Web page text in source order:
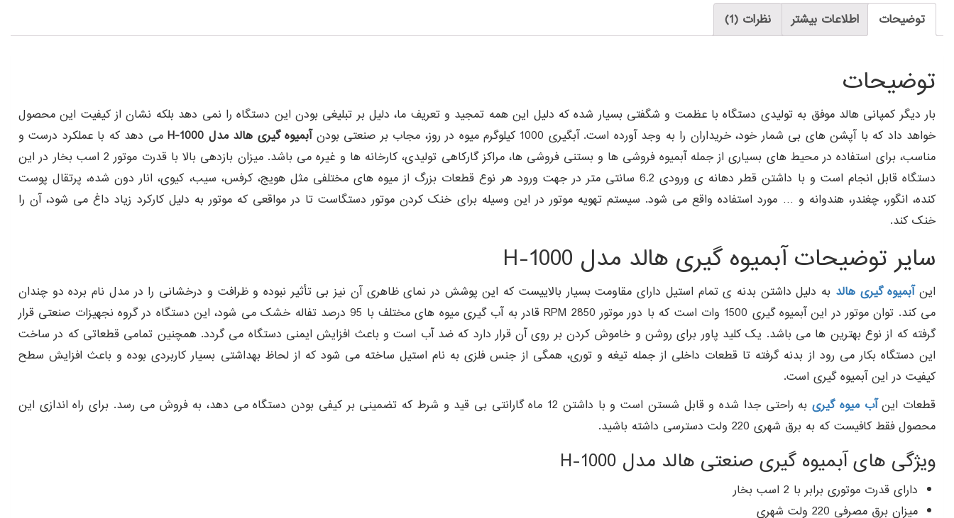
توضیحات اطلاعات بیشتر نظرات (1)
توضیحات
بار دیگر کمپانی هالد موفق به تولیدی دستگاه با عظمت و شگفتی بسیار شده که دلیل این همه تمجید و تعریف ما، دلیل بر تبلیغی بودن این دستگاه را نمی دهد بلکه نشان از کیفیت این محصول
خواهد داد که با آپشن های بی شمار خود، خریداران را به وجد آورده است. آبگیری 1000 کیلوگرم میوه در روز، مجاب بر صنعتی بودن
آبمیوه گیری هالد مدل H-1000
می دهد که با عملکرد درست و
مناسب، برای استفاده در محیط های بسیاری از جمله آبمیوه فروشی ها و بستنی فروشی ها، مراکز گارکاهی تولیدی، کارخانه ها و غیره می باشد. میزان بازدهی بالا با قدرت موتور 2 اسب بخار در این
دستگاه قابل انجام است و با داشتن قطر دهانه ی ورودی 6.2 سانتی متر در جهت ورود هر نوع قطعات بزرگ از میوه های مختلفی مثل هویج، کرفس، سیب، کیوی، انار دون شده، پرتقال پوست
کنده، انگور، چغندر، هندوانه و … مورد استفاده واقع می شود. سیستم تهویه موتور در این وسیله برای خنک کردن موتور دستگاست تا در مواقعی که موتور به دلیل کارکرد زیاد داغ می شود، آن را
خنک کند.
سایر توضیحات آبمیوه گیری هالد مدل H-1000
اینآبمیوه گیری هالد به دلیل داشتن بدنه ی تمام استیل دارای مقاومت بسیار بالاییست که این پوشش در نمای ظاهری آن نیز بی تأثیر نبوده و ظرافت و درخشانی را در مدل نام برده دو چندان
می کند. توان موتور در این آبمیوه گیری 1500 وات است که با دور موتور 2850 RPM قادر به آب گیری میوه های مختلف با 95 درصد تفاله خشک می شود، این دستگاه در گروه نجهیزات صنعتی قرار
گرفته که از نوع بهترین ها می باشد. یک کلید پاور برای روشن و خاموش کردن بر روی آن قرار دارد که ضد آب است و باعث افزایش ایمنی دستگاه می گردد. همچنین تمامی قطعاتی که در ساخت
این دستگاه بکار می رود از بدنه گرفته تا قطعات داخلی از جمله تیغه و توری، همگی از جنس فلزی به نام استیل ساخته می شود که از لحاظ بهداشتی بسیار کاربردی بوده و باعث افزایش سطح
کیفیت در این آبمیوه گیری است.
قطعات اینآب میوه گیری
به راحتی جدا شده و قابل شستن است و با داشتن 12 ماه گارانتی بی قید و شرط که تضمینی بر کیفی بودن دستگاه می دهد، به فروش می رسد. برای راه اندازی این
محصول فقط کافیست که به برق شهری 220 ولت دسترسی داشته باشید.
ویژگی های آبمیوه گیری صنعتی هالد مدل H-1000
دارای قدرت موتوری برابر با 2 اسب بخار
میزان برق مصرفی 220 ولت شهری